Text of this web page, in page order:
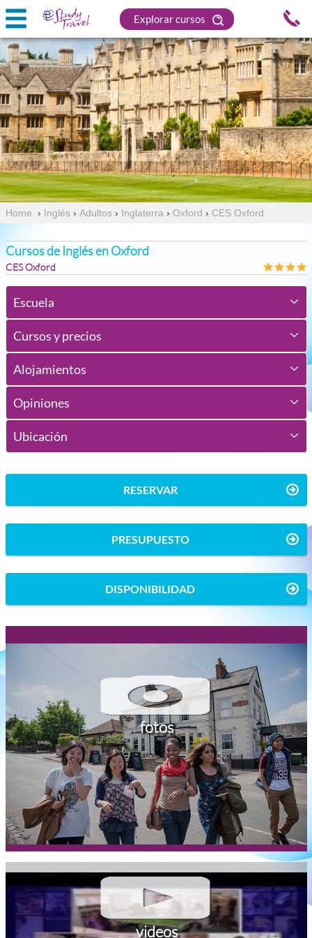
Explorar cursos
Home › Inglés › Adultos › Inglaterra › Oxford › CES Oxford
Cursos de Inglés en Oxford
CES Oxford
Escuela
Cursos y precios
Alojamientos
Opiniones
Ubicación
RESERVAR
PRESUPUESTO
DISPONIBILIDAD
fotos
videos